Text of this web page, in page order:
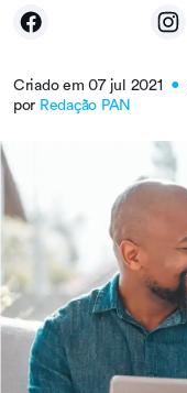
Criado em 07 jul 2021 ●
por Redação PAN